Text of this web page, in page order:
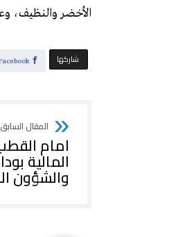
الأخضر والنظيف، وعملا
‫‫ شاركها‬
امام
المالية
والشؤون